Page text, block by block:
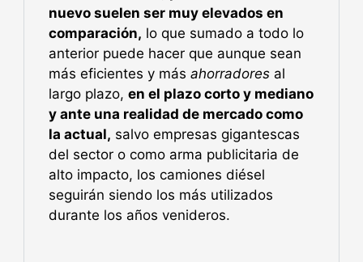
nuevo suelen ser muy elevados en
comparación, lo que sumado a todo lo
anterior puede hacer que aunque sean
más eficientes y más ahorradores al
largo plazo, en el plazo corto y mediano
y ante una realidad de mercado como
la actual, salvo empresas gigantescas
del sector o como arma publicitaria de
alto impacto, los camiones diésel
seguirán siendo los más utilizados
durante los años venideros.